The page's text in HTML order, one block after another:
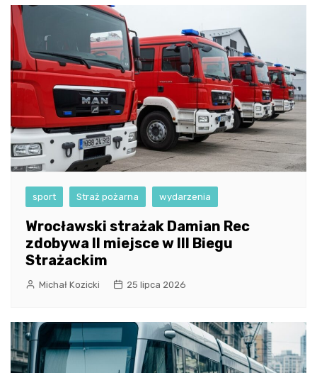
sport Straż pożarna wydarzenia
Wrocławski strażak Damian Rec
zdobywa II miejsce w III Biegu
Strażackim
Michał Kozicki 25 lipca 2026